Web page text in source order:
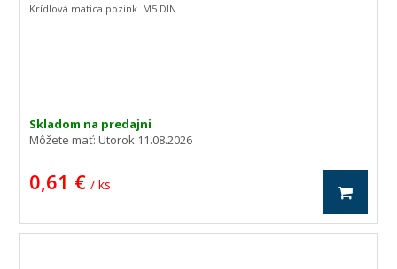
Skladom na predajni
Môžete mať:Utorok 11.08.2026
0,61 € / ks
Krídlová matica pozink. M5 DIN